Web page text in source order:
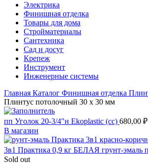
Электрика
Финишная отделка
Товары для дома
Стройматериалы
Сантехника
Сад и досуг
Крепеж
Инструмент
Инженерные системы
Главная Каталог Финишная отделка
Плинтус потолочный 30 х 30 мм
пп Уголок 20-3/4"н Ekoplastic (сс) 680,00 ₽
В магазин
3в1 Практика 0,9 кг БЕЛАЯ грунт-эмаль
Sold out